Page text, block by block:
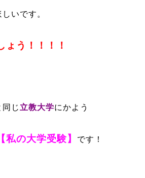
いです。
ょう！！！！
じ 立教大学にかよう
私の大学受験】 です！